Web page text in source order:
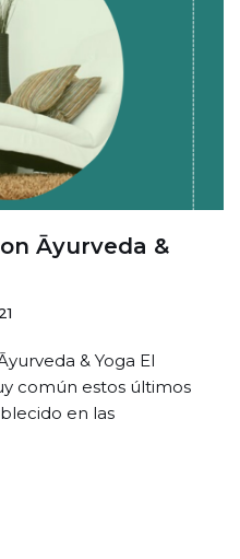
Āyurveda &
& Yoga El
común estos últimos
en las